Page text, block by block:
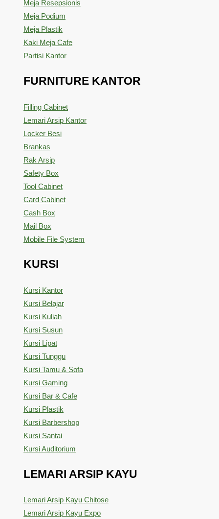
Meja Resepsionis
Meja Podium
Meja Plastik
Kaki Meja Cafe
Partisi Kantor
FURNITURE KANTOR
Filling Cabinet
Lemari Arsip Kantor
Locker Besi
Brankas
Rak Arsip
Safety Box
Tool Cabinet
Card Cabinet
Cash Box
Mail Box
Mobile File System
KURSI
Kursi Kantor
Kursi Belajar
Kursi Kuliah
Kursi Susun
Kursi Lipat
Kursi Tunggu
Kursi Tamu & Sofa
Kursi Gaming
Kursi Bar & Cafe
Kursi Plastik
Kursi Barbershop
Kursi Santai
Kursi Auditorium
LEMARI ARSIP KAYU
Lemari Arsip Kayu Chitose
Lemari Arsip Kayu Expo